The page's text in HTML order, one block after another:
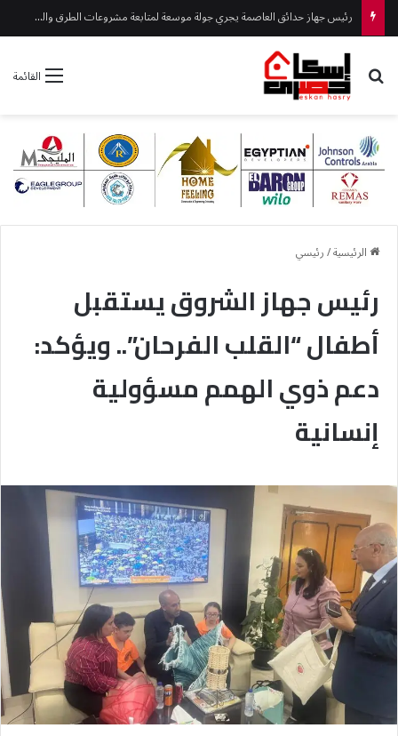
القائمة بحث عن
الرئيسية/رئيسي
رئيس جهاز الشروق يستقبل
أطفال “القلب الفرحان”.. ويؤكد:
دعم ذوي الهمم مسؤولية
إنسانية